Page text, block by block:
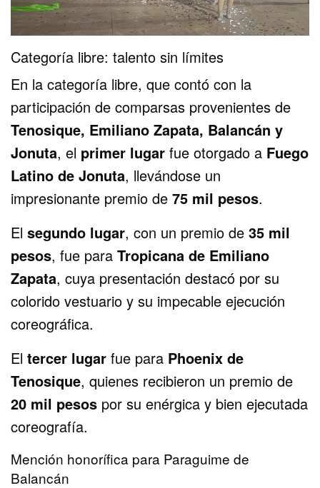
Categoría libre: talento sin límites
En la categoría libre, que contó con la
participación de comparsas provenientes de
Tenosique, Emiliano Zapata, Balancán y
Jonuta, el primer lugar fue otorgado a Fuego
Latino de Jonuta, llevándose un
impresionante premio de75 mil pesos.
Elsegundo lugar, con un premio de35 mil
pesos, fue paraTropicana de Emiliano
Zapata, cuya presentación destacó por su
colorido vestuario y su impecable ejecución
coreográfica.
Eltercer lugar fue para Phoenix de
Tenosique, quienes recibieron un premio de
20 mil pesos por su enérgica y bien ejecutada
coreografía.
Mención honorífica para Paraguime de
Balancán